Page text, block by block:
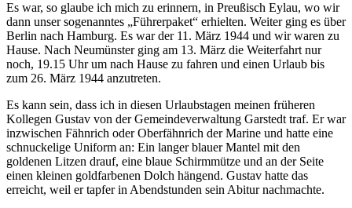
Es war, so glaube ich mich zu erinnern, in Preußisch Eylau, wo wir
dann unser sogenanntes
Führerpaket
erhielten. Weiter ging es über
Berlin nach Hamburg. Es war der 11. März 1944 und wir waren zu
Hause. Nach Neumünster ging am 13. März die Weiterfahrt nur
noch, 19.15 Uhr um nach Hause zu fahren und einen Urlaub bis
zum 26. März 1944 anzutreten.
Es kann sein, dass ich in diesen Urlaubstagen meinen früheren
Kollegen Gustav von der Gemeindeverwaltung Garstedt traf. Er war
inzwischen Fähnrich oder Oberfähnrich der Marine und hatte eine
schnuckelige Uniform an: Ein langer blauer Mantel mit den
goldenen Litzen drauf, eine blaue Schirmmütze und an der Seite
einen kleinen goldfarbenen Dolch hängend. Gustav hatte das
erreicht, weil er tapfer in Abendstunden sein Abitur nachmachte.